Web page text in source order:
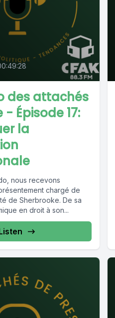
des attachés
Épisode 17:
la
nous recevons
chargé de
de Sherbrooke. De sa
en droit à son...